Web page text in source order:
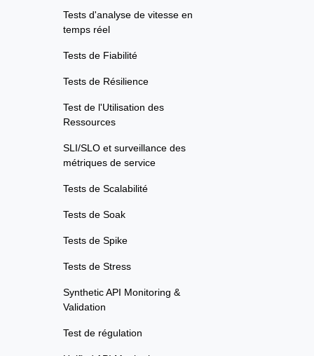
Tests d'analyse de vitesse en
temps réel
Tests de Fiabilité
Tests de Résilience
Test de l'Utilisation des
Ressources
SLI/SLO et surveillance des
métriques de service
Tests de Scalabilité
Tests de Soak
Tests de Spike
Tests de Stress
Synthetic API Monitoring &
Validation
Test de régulation